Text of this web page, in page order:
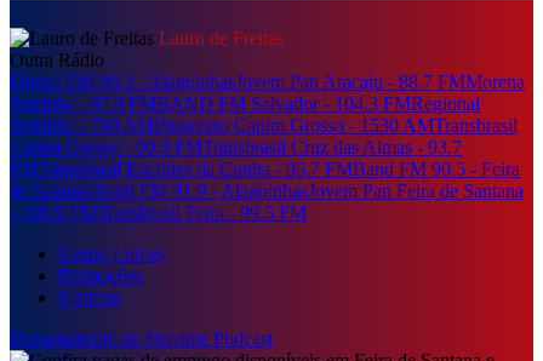
Lauro de Freitas
Outra Rádio
Digital FM 96.3 - AlagoinhasJovem Pan Aracaju - 88.7 FMMorena
Serrinha - 97.9 FMBAND FM Salvador - 104.3 FMRegional
Serrinha - 790 AMProgresso Capim Grosso - 1530 AMTransbrasil
Capim Grosso - 90.9 FMTransbrasil Cruz das Almas - 93.7
FMTransbrasil Euclides da Cunha - 95.7 FMBand FM 90.5 - Feira
de SantanaBand FM 91.9 - AlagoinhasJovem Pan Feira de Santana
- 100.9 FMTransbrasil Feira - 99.5 FM
Grupo Lomes
Promoções
Notícias
Departamento do Ouvinte Podcast